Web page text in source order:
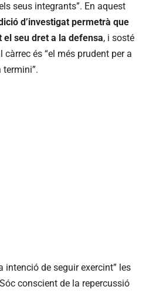
seus integrants”. En aquest
d’investigat permetrà que
seu dret a la defensa, i sosté
és “el més prudent per a
intenció de seguir exercint” les
conscient de la repercussió